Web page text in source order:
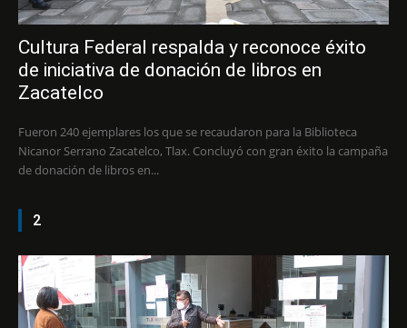
Cultura Federal respalda y reconoce éxito
de iniciativa de donación de libros en
Zacatelco
Fueron 240 ejemplares los que se recaudaron para la Biblioteca
Nicanor Serrano Zacatelco, Tlax. Concluyó con gran éxito la campaña
de donación de libros en...
2